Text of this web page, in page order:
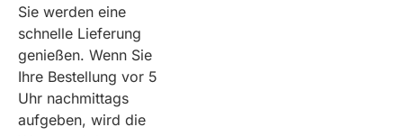
Sie werden eine
schnelle Lieferung
genießen. Wenn Sie
Ihre Bestellung vor 5
Uhr nachmittags
aufgeben, wird die